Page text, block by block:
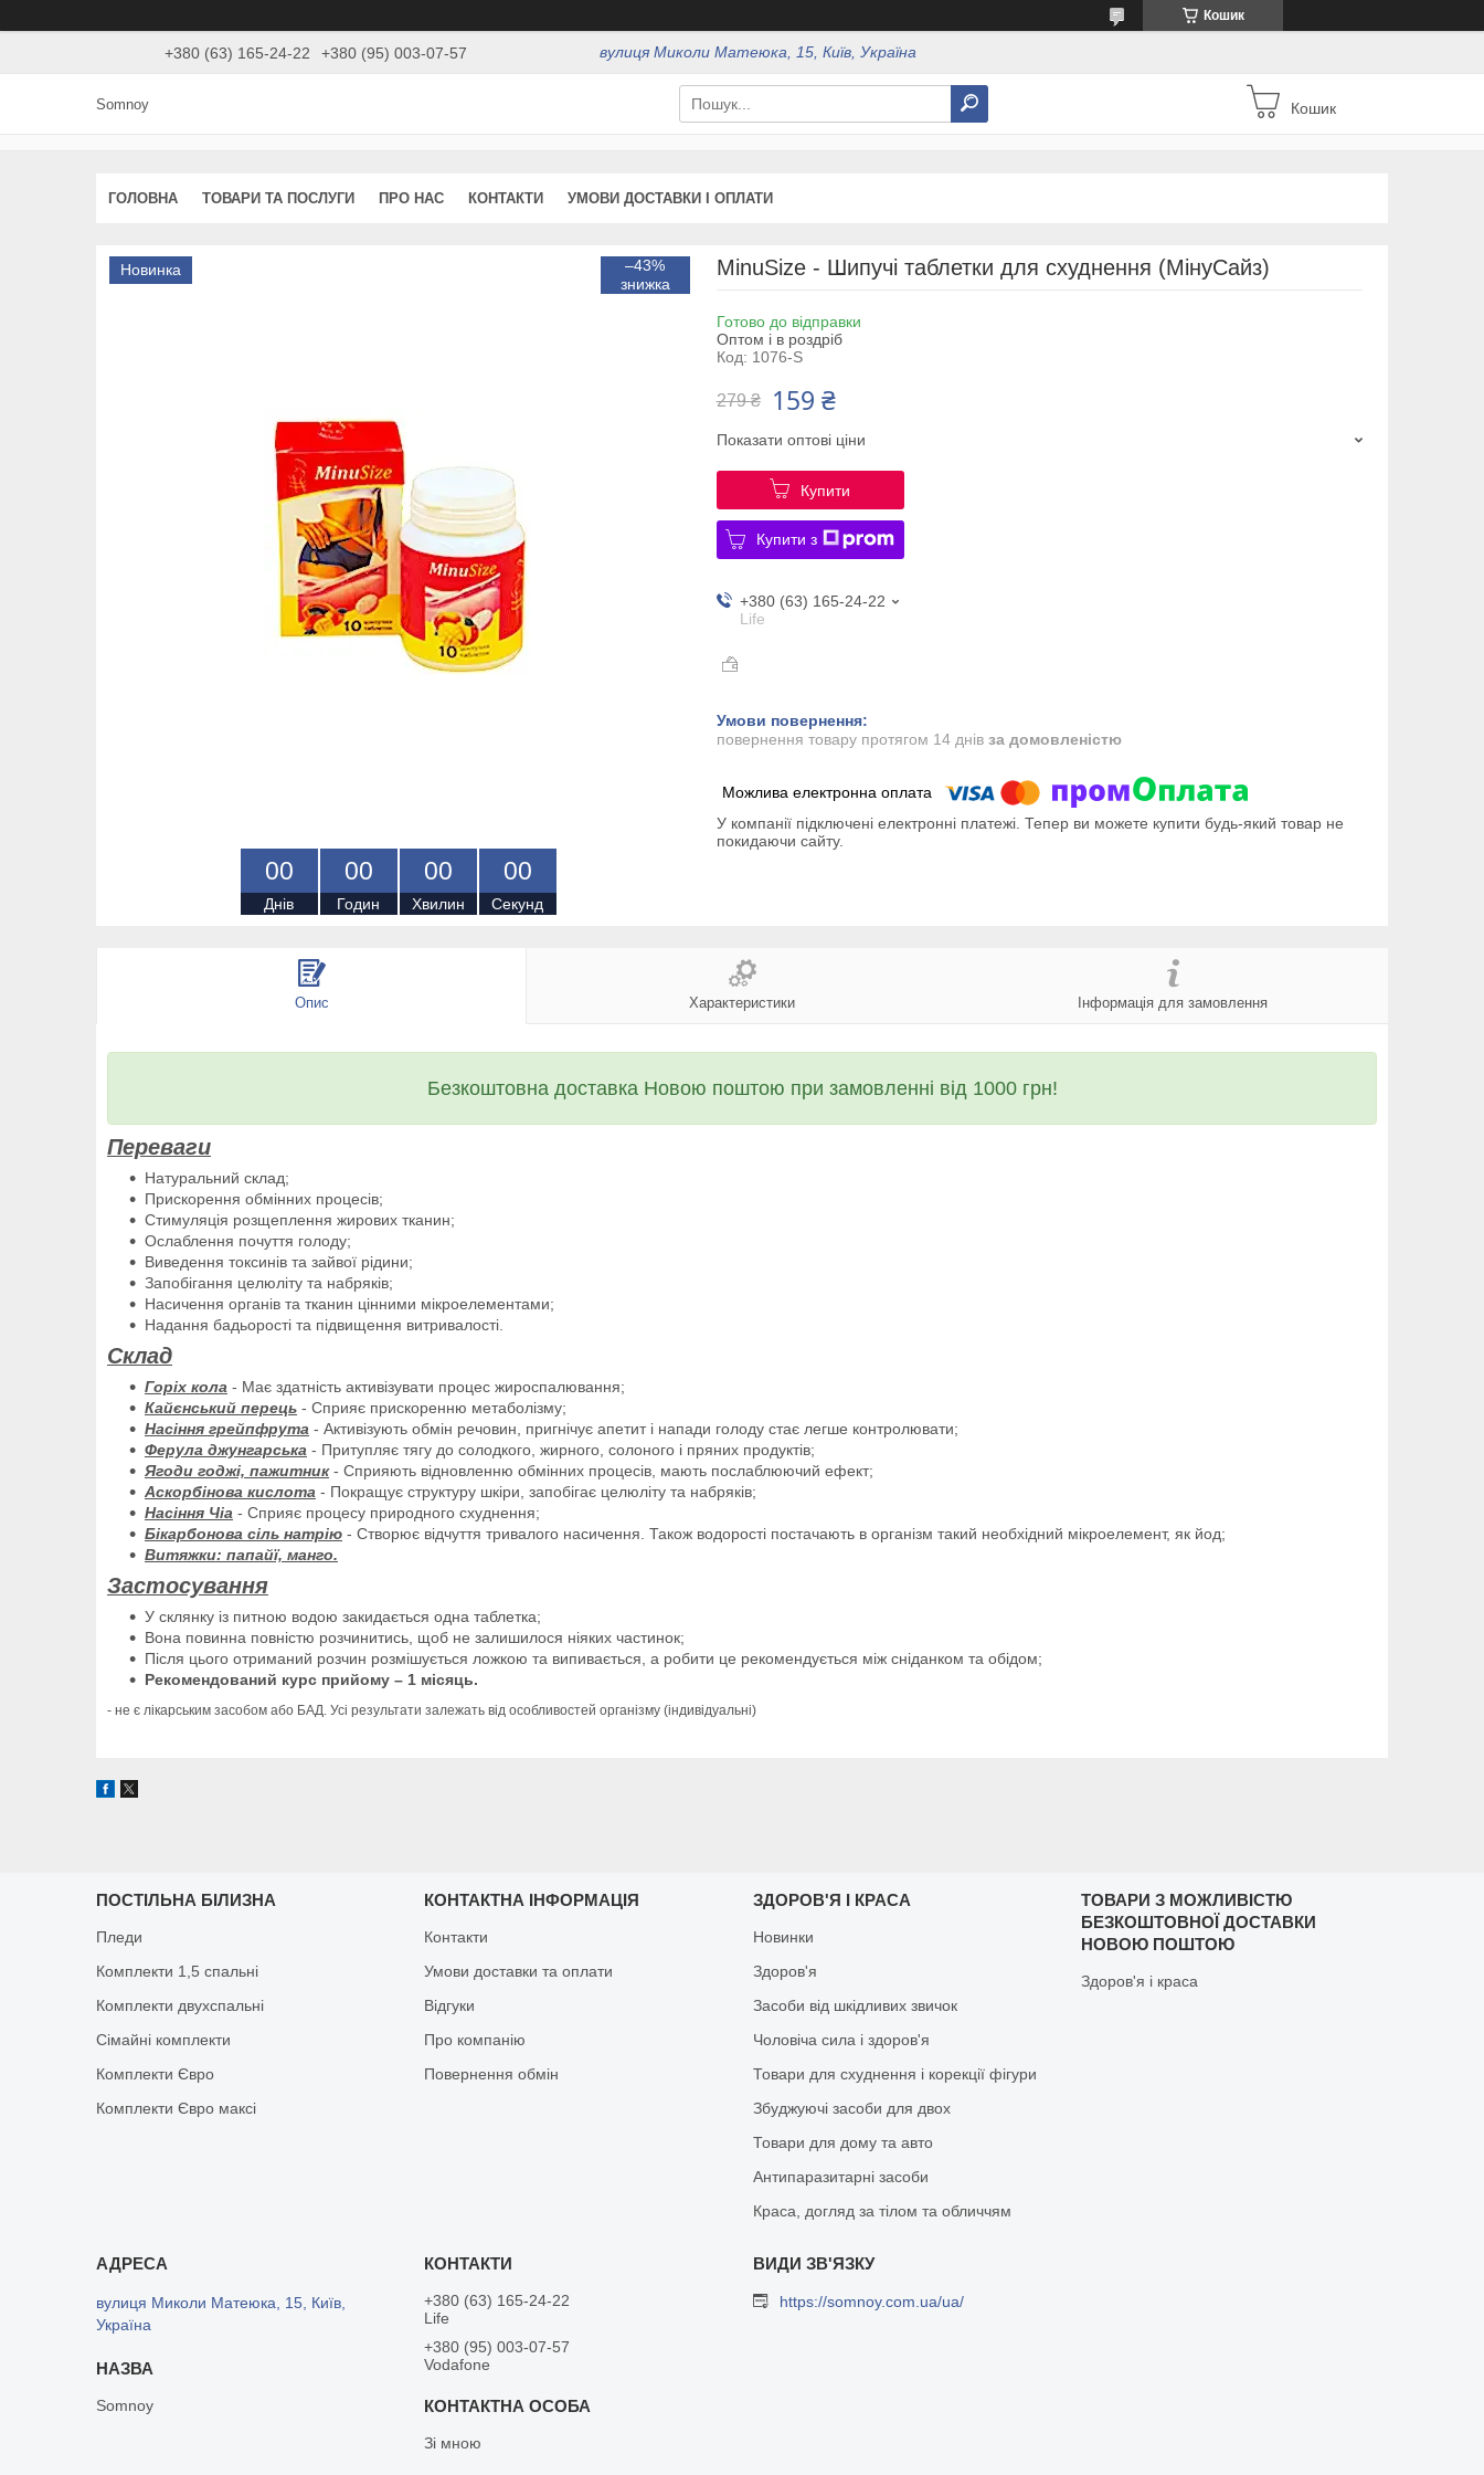
Кошик
+380 (63) 165-24-22 +380 (95) 003-07-57 вулиця Миколи Матеюка, 15, Київ, Україна
Somnoy Кошик
ГОЛОВНА ТОВАРИ ТА ПОСЛУГИ ПРО НАС КОНТАКТИ УМОВИ ДОСТАВКИ І ОПЛАТИ
Новинка –43%
00
Днів
00
Годин
00
Хвилин
00
Секунд
MinuSize - Шипучі таблетки для схуднення (МінуСайз)
Готово до відправки
Оптом і в роздріб
Код: 1076-S
279 ₴ 159 ₴
Показати оптові ціни
Купити
Купити з
+380 (63) 165-24-22
Life
повернення товару протягом 14 днів за домовленістю
У компанії підключені електронні платежі. Тепер ви можете купити будь-який товар не
покидаючи сайту.
Опис Характеристики Інформація для замовлення
Безкоштовна доставка Новою поштою при замовленні від 1000 грн!
Переваги
Натуральний склад;
Прискорення обмінних процесів;
Стимуляція розщеплення жирових тканин;
Ослаблення почуття голоду;
Виведення токсинів та зайвої рідини;
Запобігання целюліту та набряків;
Насичення органів та тканин цінними мікроелементами;
Надання бадьорості та підвищення витривалості.
Склад
Горіх кола - Має здатність активізувати процес жироспалювання;
Кайєнський перець - Сприяє прискоренню метаболізму;
Насіння грейпфрута - Активізують обмін речовин, пригнічує апетит і напади голоду стає легше контролювати;
Ферула джунгарська - Притупляє тягу до солодкого, жирного, солоного і пряних продуктів;
Ягоди годжі, пажитник- Сприяють відновленню обмінних процесів, мають послаблюючий ефект;
Аскорбінова кислота - Покращує структуру шкіри, запобігає целюліту та набряків;
Насіння Чіа - Сприяє процесу природного схуднення;
Бікарбонова сіль натрію - Створює відчуття тривалого насичення. Також водорості постачають в організм такий необхідний мікроелемент, як йод;
Витяжки: папайї, манго.
Застосування
У склянку із питною водою закидається одна таблетка;
Вона повинна повністю розчинитись, щоб не залишилося ніяких частинок;
Після цього отриманий розчин розмішується ложкою та випивається, а робити це рекомендується між сніданком та обідом;
Рекомендований курс прийому – 1 місяць.
- не є лікарським засобом або БАД. Усі результати залежать від особливостей організму (індивідуальні)
ПОСТІЛЬНА БІЛИЗНА
Пледи
Комплекти 1,5 спальні
Комплекти двухспальні
Сімайні комплекти
Комплекти Євро
Комплекти Євро максі
КОНТАКТНА ІНФОРМАЦІЯ
Контакти
Умови доставки та оплати
Відгуки
Про компанію
Повернення обмін
ЗДОРОВ'Я І КРАСА
Новинки
Здоров'я
Засоби від шкідливих звичок
Чоловіча сила і здоров'я
Товари для схуднення і корекції фігури
Збуджуючі засоби для двох
Товари для дому та авто
Антипаразитарні засоби
Краса, догляд за тілом та обличчям
ТОВАРИ З МОЖЛИВІСТЮ
БЕЗКОШТОВНОЇ ДОСТАВКИ
НОВОЮ ПОШТОЮ
Здоров'я і краса
вулиця Миколи Матеюка, 15, Київ,
Україна
Somnoy
+380 (63) 165-24-22
Life
+380 (95) 003-07-57
Vodafone
Зі мною
https://somnoy.com.ua/ua/